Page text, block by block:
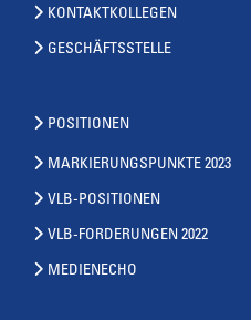
KONTAKTKOLLEGEN
GESCHÄFTSSTELLE
POSITIONEN
MARKIERUNGSPUNKTE 2023
VLB-POSITIONEN
VLB-FORDERUNGEN 2022
MEDIENECHO